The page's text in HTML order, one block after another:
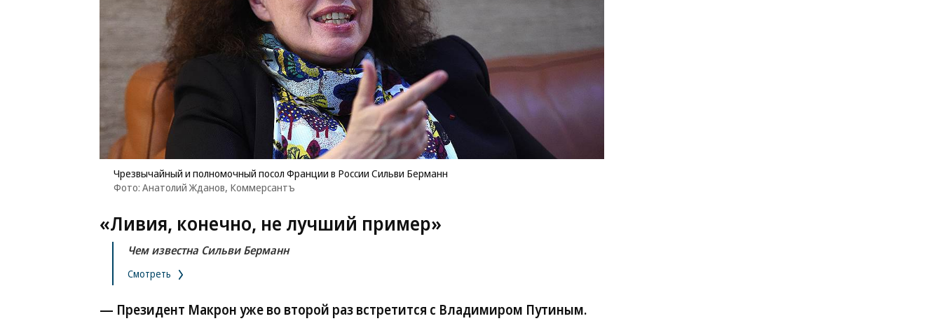
Чрезвычайный и полномочный посол Франции в России Сильви Берманн
Фото: Анатолий Жданов, Коммерсантъ
«Ливия, конечно, не лучший пример»
Чем известна Сильви Берманн
Смотреть
— Президент Макрон уже во второй раз встретится с Владимиром Путиным.